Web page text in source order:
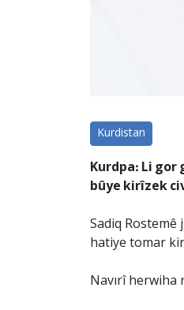
Kurdistan
Kurdpa: Li
bûye kirîzek
Sadiq
hatiye tomar
Navırî herwiha